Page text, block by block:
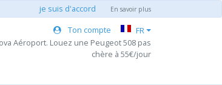
je suis d'accord En savoir plus
Ton compte
FR
Aéroport. Louez une Peugeot 508 pas
chère à 55€/jour